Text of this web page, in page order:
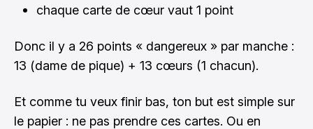
chaque carte de cœur vaut 1 point
Donc il y a 26 points « dangereux » par manche :
13 (dame de pique) + 13 cœurs (1 chacun).
Et comme tu veux finir bas, ton but est simple sur
le papier : ne pas prendre ces cartes. Ou en